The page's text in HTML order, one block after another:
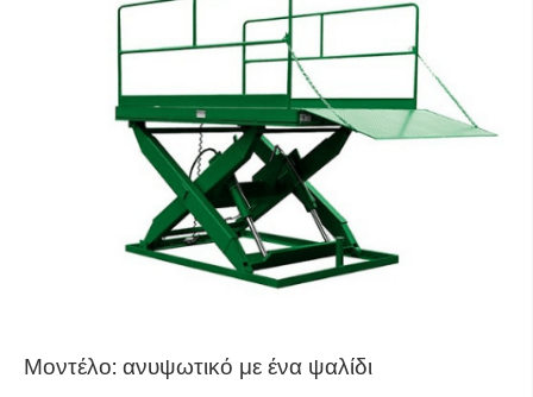
Μοντέλο: ανυψωτικό με ένα ψαλίδι